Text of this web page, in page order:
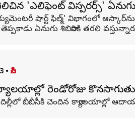
'ఎలిఫెంట్ విస్పరర్స్'
షార్ట్ ఫిల్మ్' విభాగంలో ఆస్కార్‌ను
ఏనుగు శిబిరానికి తరలి
• బీబీసీ
రెండోరోజు
బీబీసీకి చెందిన కార్యాలయాల్లో